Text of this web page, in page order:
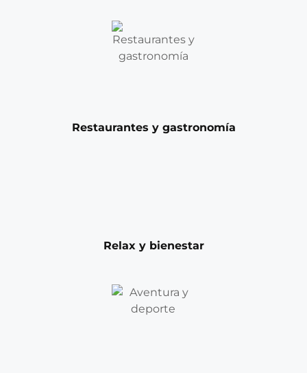
Restaurantes y gastronomía
Relax y bienestar